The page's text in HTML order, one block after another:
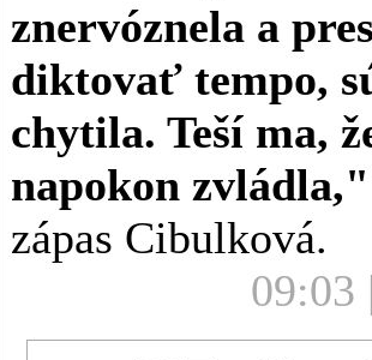
znervóznela a
diktovať tempo,
chytila. Teší ma,
napokon zvládla,"
zápas Cibulková.
09:03